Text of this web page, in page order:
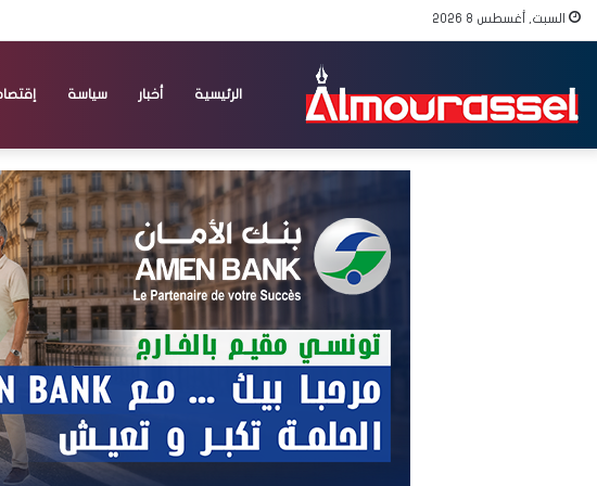
السبت, أغسطس 8 2026
الرئيسية أخبار سياسة